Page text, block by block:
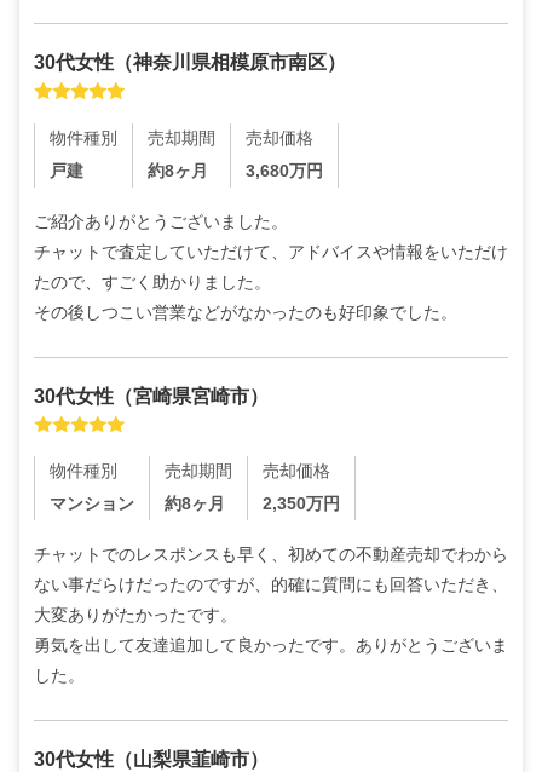
30代女性 （神奈川県相模原市南区）
物件種別
戸建
売却期間
約8ヶ月
売却価格
3,680万円
ご紹介ありがとうございました。
チャットで査定していただけて、アドバイスや情報をいただけ
たので、すごく助かりました。
その後しつこい営業などがなかったのも好印象でした。
30代女性 （宮崎県宮崎市）
物件種別
マンション
売却期間
約8ヶ月
売却価格
2,350万円
チャットでのレスポンスも早く、初めての不動産売却でわから
ない事だらけだったのですが、的確に質問にも回答いただき、
大変ありがたかったです。
勇気を出して友達追加して良かったです。ありがとうございま
した。
30代女性 （山梨県韮崎市）